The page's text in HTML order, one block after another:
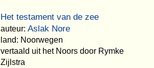
Het testament van de zee
auteur: Aslak Nore
land: Noorwegen
vertaald uit het Noors door Rymke
Zijlstra